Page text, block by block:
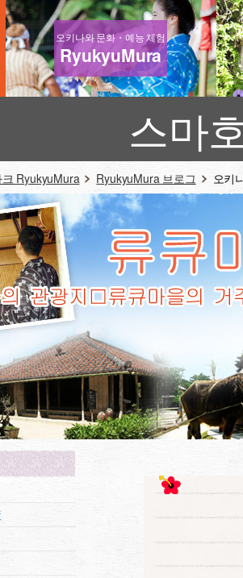
오키나와 문화・예능 체험
RyukyuMura
스마
RyukyuMura RyukyuMura 브로그 오키